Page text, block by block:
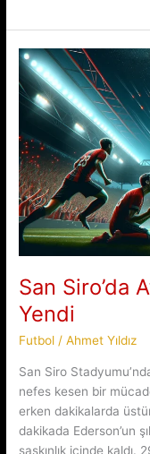
Koltuğunu
Bırakmayacağını
Resmen
Duyurdu
San Siro’da
Yendi
Futbol /Ahmet Yıldız
San Siro
nefes kesen bir
erken dakikalarda
dakikada Ederson’un
şaşkınlık içinde